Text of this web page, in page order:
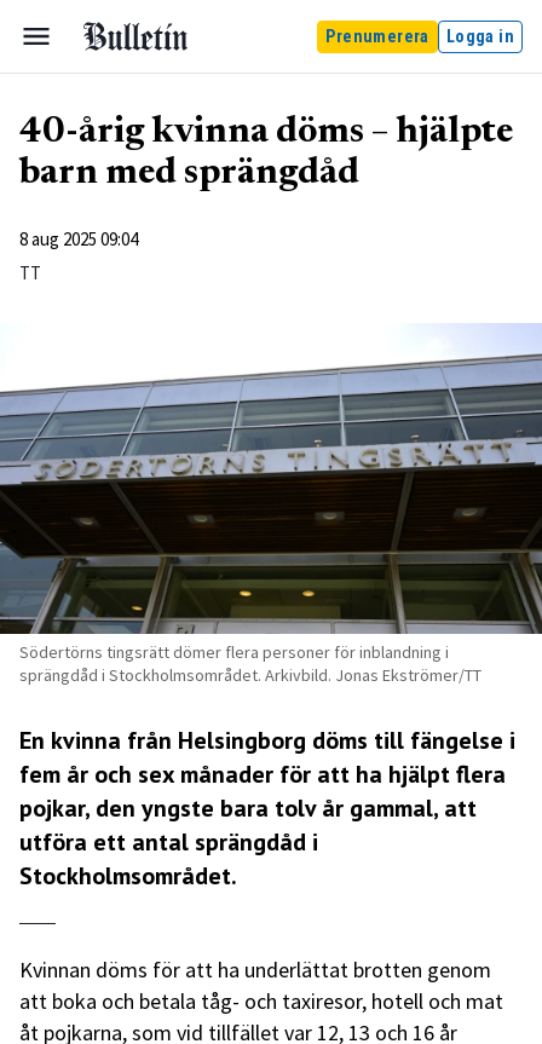
Prenumerera Logga in
40-årig kvinna döms – hjälpte
barn med sprängdåd
8 aug 2025 09:04
TT
Södertörns tingsrätt dömer flera personer för inblandning i
sprängdåd i Stockholmsområdet. Arkivbild. Jonas Ekströmer/TT
En kvinna från Helsingborg döms till fängelse i
fem år och sex månader för att ha hjälpt flera
pojkar, den yngste bara tolv år gammal, att
utföra ett antal sprängdåd i
Stockholmsområdet.
Kvinnan döms för att ha underlättat brotten genom
att boka och betala tåg- och taxiresor, hotell och mat
åt pojkarna, som vid tillfället var 12, 13 och 16 år